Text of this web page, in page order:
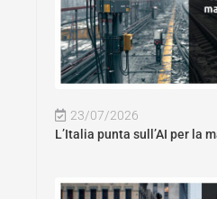
23/07/2026
L’Italia punta sull’AI per la